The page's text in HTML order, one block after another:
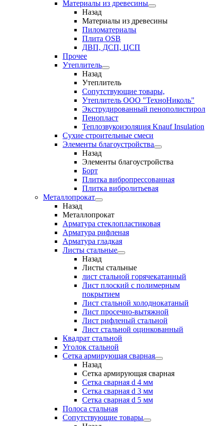
Материалы из древесины
Назад
Материалы из древесины
Пиломатериалы
Плита OSB
ДВП, ДСП, ЦСП
Прочее
Утеплитель
Назад
Утеплитель
Сопутствующие товары,
Утеплитель ООО "ТехноНиколь"
Экструдированный пенополистирол
Пенопласт
Теплозвукоизоляция Knauf Insulation
Сухие строительные смеси
Элементы благоустройства
Назад
Элементы благоустройства
Борт
Плитка вибропрессованная
Плитка вибролитьевая
Металлопрокат
Назад
Металлопрокат
Арматура стеклопластиковая
Арматура рифленая
Арматура гладкая
Листы стальные
Назад
Листы стальные
лист стальной горячекатанный
Лист плоский с полимерным
покрытием
Лист стальной холоднокатаный
Лист просечно-вытяжной
Лист рифленый стальной
Лист стальной оцинкованный
Квадрат стальной
Уголок стальной
Сетка армирующая сварная
Назад
Сетка армирующая сварная
Сетка сварная d 4 мм
Сетка сварная d 3 мм
Сетка сварная d 5 мм
Полоса стальная
Сопутствующие товары